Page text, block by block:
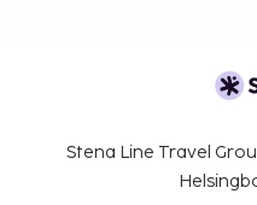
Stena Line Travel